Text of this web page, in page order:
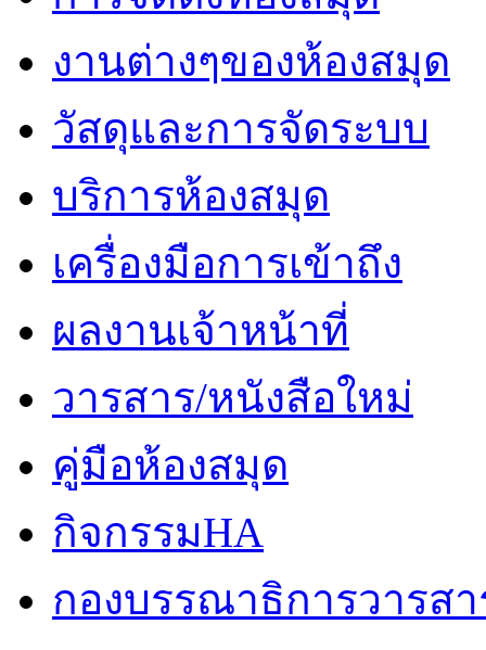
งานต่างๆของห้องสมุด
วัสดุและการจัดระบบ
บริการห้องสมุด
เครื่องมือการเข้าถึง
ผลงานเจ้าหน้าที่
วารสาร/หนังสือใหม่
คู่มือห้องสมุด
กิจกรรมHA
กองบรรณาธิการวารส